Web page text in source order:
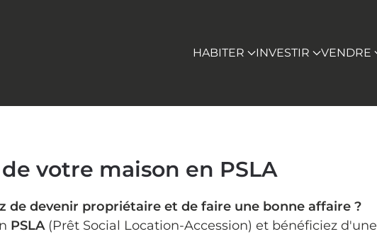
HABITER
INVESTIR VENDRE
votre maison en PSLA
de devenir propriétaire et de faire une bonne affaire ?
PSLA(Prêt Social Location-Accession) et bénéficiez d'une